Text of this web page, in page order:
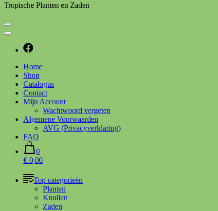
Tropische Planten en Zaden
Home
Shop
Catalogus
Contact
Mijn Account
Wachtwoord vergeten
Algemene Voorwaarden
AVG (Privacyverklaring)
FAQ
0
€ 0,00
Top categorieën
Planten
Knollen
Zaden